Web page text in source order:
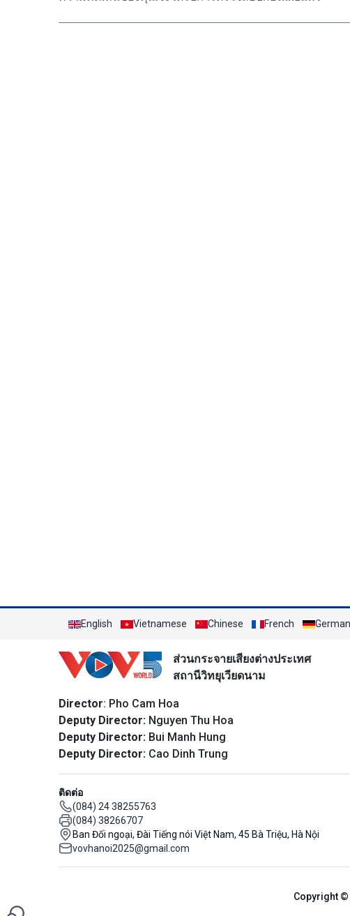
English Vietnamese Chinese French German
ส่วนกระจายเสียงต่างประเทศ
สถานีวิทยุเวียดนาม
Director: Pho Cam Hoa
Deputy Director: Nguyen Thu Hoa
Deputy Director: Bui Manh Hung
Deputy Director: Cao Dinh Trung
ติดต่อ
(084) 24 38255763
(084) 38266707
Ban Đối ngoại, Đài Tiếng nói Việt Nam, 45 Bà Triệu, Hà Nội
vovhanoi2025@gmail.com
Copyright ©